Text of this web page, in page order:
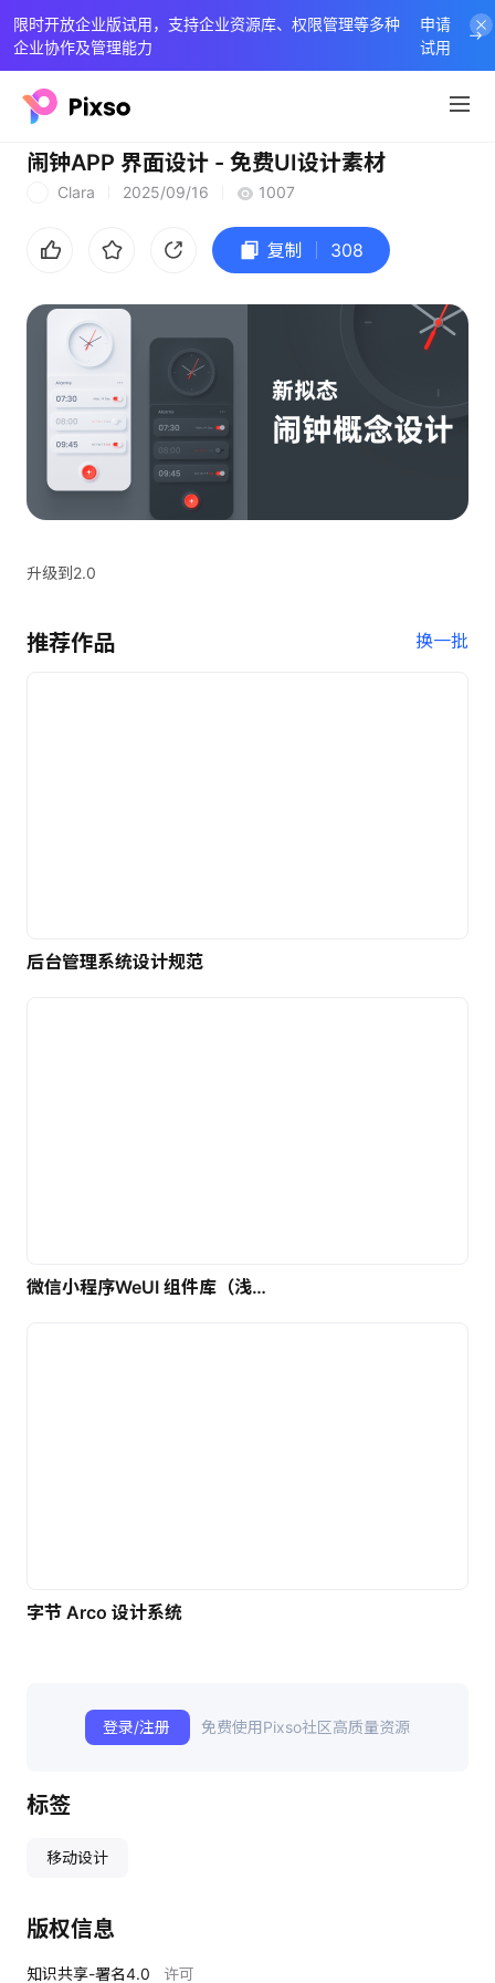
限时开放企业版试用，支持企业资源库、权限管理等多种
企业协作及管理能力
申请
试用
闹钟APP 界面设计 - 免费UI设计素材
Clara 2025/09/16 1007
复制 308
升级到2.0
推荐作品 换一批
后台管理系统设计规范
微信小程序WeUI 组件库（浅色）| 免费UI设计素材
字节 Arco 设计系统
登录/注册 免费使用Pixso社区高质量资源
标签
移动设计
版权信息
知识共享-署名4.0 许可